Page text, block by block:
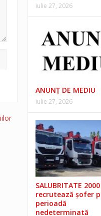
iulie 27, 2026
ANUNŢ DE MEDIU
iulie 27, 2026
SALUBRITATE
recrutează șofer
perioadă
nedeterminată